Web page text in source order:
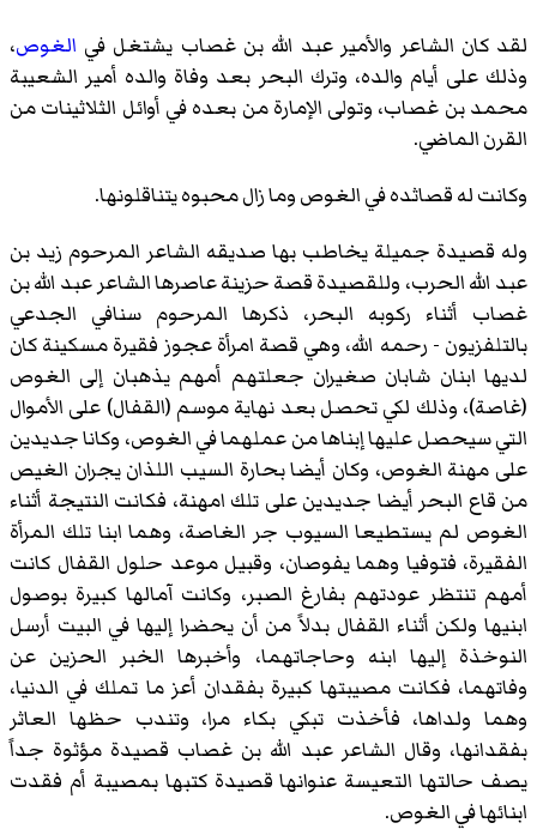
لقد كان الشاعر والأمير عبد الله بن غصاب يشتغل في الغوص،
وذلك على أيام والده، وترك البحر بعد وفاة والده أمير الشعيبة
محمد بن غصاب، وتولى الإمارة من بعده في أوائل الثلاثينات من
القرن الماضي.
وكانت له قصاثده في الغوص وما زال محبوه يتناقلونها.
وله قصيدة جميلة يخاطب بها صديقه الشاعر المرحوم زيد بن
عبد الله الحرب، وللقصيدة قصة حزينة عاصرها الشاعر عبد الله بن
غصاب أثناء ركوبه البحر، ذكرها المرحوم سنافي الجدعي
بالتلفزيون - رحمه الله، وهي قصة امرأة عجوز فقيرة مسكينة كان
لديها ابنان شابان صغيران جعلتهم أمهم يذهبان إلى الغوص
(غاصة)، وذلك لكي تحصل بعد نهاية موسم (القفال) على الأموال
التي سيحصل عليها إبناها من عملهما في الغوص، وكانا جديدين
على مهنة الغوص، وكان أيضا بحارة السيب اللذان يجران الغيص
من قاع البحر أيضا جديدين على تلك امهنة، فكانت النتيجة أثناء
الغوص لم يستطيعا السيوب جر الغاصة، وهما ابنا تلك المرأة
الفقيرة، فتوفيا وهما يفوصان، وقبيل موعد حلول القفال كانت
أمهم تنتظر عودتهم بفارغ الصبر، وكانت آمالها كبيرة بوصول
ابنيها ولكن أثناء القفال بدلاً من أن يحضرا إليها في البيت أرسل
النوخذة إليها ابنه وحاجاتهما، وأخبرها الخبر الحزين عن
وفاتهما، فكانت مصيبتها كبيرة بفقدان أعز ما تملك في الدنيا،
وهما ولداها، فأخذت تبكي بكاء مرا، وتندب حظها العاثر
بفقدانها، وقال الشاعر عبد الله بن غصاب قصيدة مؤثوة جداً
يصف حالتها التعيسة عنوانها قصيدة كتبها بمصيبة أم فقدت
ابنائها في الغوص.